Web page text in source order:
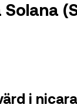
Solana
i